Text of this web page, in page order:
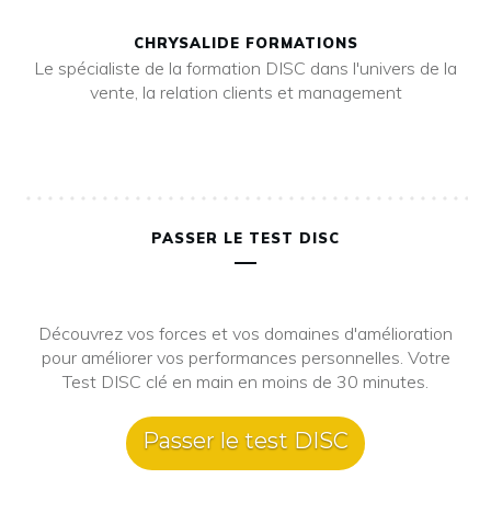
CHRYSALIDE FORMATIONS
Le spécialiste de la formation DISC dans l'univers de la
vente, la relation clients et management
PASSER LE TEST DISC
Découvrez vos forces et vos domaines d'amélioration
pour améliorer vos performances personnelles. Votre
Test DISC clé en main en moins de 30 minutes.
Passer le test DISC